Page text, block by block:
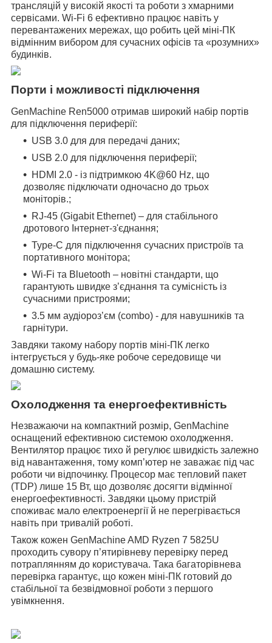
трансляцій у високій якості та роботи з хмарними
сервісами. Wi-Fi 6 ефективно працює навіть у
перевантажених мережах, що робить цей міні-ПК
відмінним вибором для сучасних офісів та «розумних»
будинків.
Порти і можливості підключення
GenMachine Ren5000 отримав широкий набір портів
для підключення периферії:
USB 3.0 для для передачі даних;
USB 2.0 для підключення периферії;
HDMI 2.0 - із підтримкою 4K@60 Hz, що
дозволяє підключати одночасно до трьох
моніторів.;
RJ-45 (Gigabit Ethernet) – для стабільного
дротового Інтернет-з'єднання;
Type-C для підключення сучасних пристроїв та
портативного монітора;
Wi-Fi та Bluetooth – новітні стандарти, що
гарантують швидке з’єднання та сумісність із
сучасними пристроями;
3.5 мм аудіороз’єм (combo) - для навушників та
гарнітури.
Завдяки такому набору портів міні-ПК легко
інтегрується у будь-яке робоче середовище чи
домашню систему.
Охолодження та енергоефективність
Незважаючи на компактний розмір, GenMachine
оснащений ефективною системою охолодження.
Вентилятор працює тихо й регулює швидкість залежно
від навантаження, тому комп’ютер не заважає під час
роботи чи відпочинку. Процесор має тепловий пакет
(TDP) лише 15 Вт, що дозволяє досягти відмінної
енергоефективності. Завдяки цьому пристрій
споживає мало електроенергії й не перегрівається
навіть при тривалій роботі.
Також кожен GenMachine AMD Ryzen 7 5825U
проходить сувору п’ятирівневу перевірку перед
потраплянням до користувача. Така багаторівнева
перевірка гарантує, що кожен міні-ПК готовий до
стабільної та безвідмовної роботи з першого
увімкнення.